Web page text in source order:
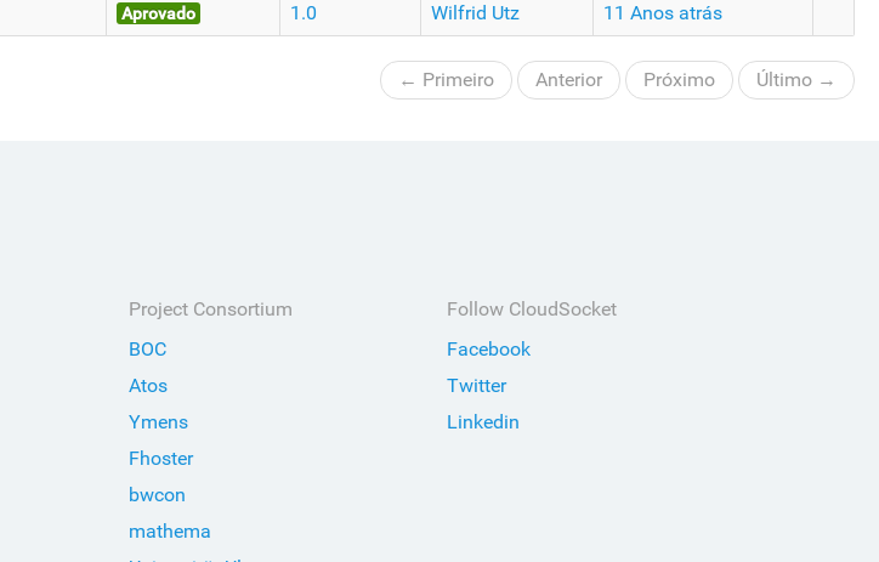
Aprovado 1.0 Wilfrid Utz 11 Anos atrás
← Primeiro Anterior Próximo Último →
Project Consortium
BOC
Atos
Ymens
Fhoster
bwcon
mathema
Follow CloudSocket
Facebook
Twitter
Linkedin